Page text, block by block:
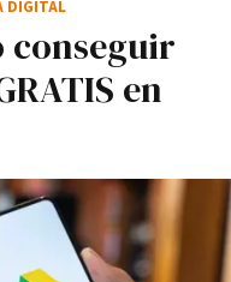
conseguir
en
DIGITAL